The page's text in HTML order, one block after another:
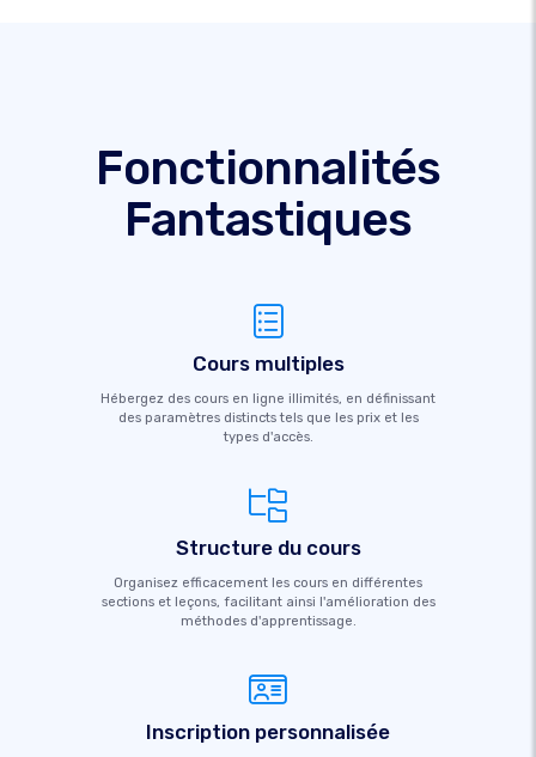
Fonctionnalités
Fantastiques
Cours multiples
Hébergez des cours en ligne illimités, en définissant
des paramètres distincts tels que les prix et les
types d'accès.
Structure du cours
Organisez efficacement les cours en différentes
sections et leçons, facilitant ainsi l'amélioration des
méthodes d'apprentissage.
Inscription personnalisée